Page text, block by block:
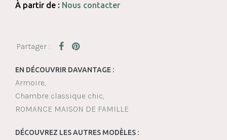
À partir de : Nous contacter
EN DÉCOUVRIR DAVANTAGE :
Armoire
Chambre classique chic
ROMANCE MAISON DE FAMILLE
DÉCOUVREZ LES AUTRES MODÈLES :